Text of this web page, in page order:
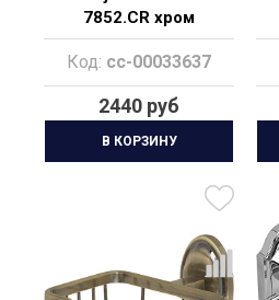
7852.CR хром
Код: cc-00033637
2440 руб
В КОРЗИНУ